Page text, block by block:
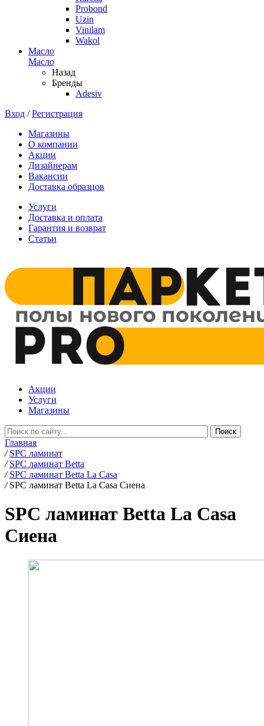
Probond
Uzin
Vinilam
Wakol
Масло
Масло
Назад
Бренды
Adesiv
Вход /Регистрация
Магазины
О компании
Акции
Дизайнерам
Вакансии
Доставка образцов
Услуги
Доставка и оплата
Гарантия и возврат
Статьи
Акции
Услуги
Магазины
Главная
/ SPC ламинат
/ SPC ламинат Betta
/ SPC ламинат Betta La Casa
/ SPC ламинат Betta La Casa Сиена
SPC ламинат Betta La Casa
Сиена